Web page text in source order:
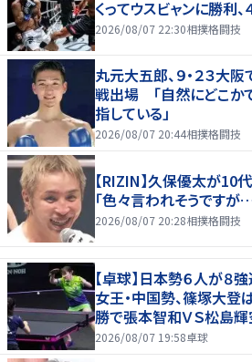
くってウスビャンに勝利
2026/08/07 22:30相撲格闘技
丸元大五郎、９・２３大
戦出場 「自然にどこか
指している」
2026/08/07 20:44相撲格闘技
【RIZIN】久保優太が10
「色々言われそうですが
2026/08/07 20:28相撲格闘技
【卓球】日本勢６人が
女王・中国勢、篠塚大
勝で張本智和ＶＳ松島輝
2026/08/07 19:58卓球